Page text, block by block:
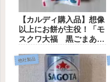
【カルディ購入品】想像
以上にお餅が主役！「モ
スクワ大福 黒ごまあ
他社製品